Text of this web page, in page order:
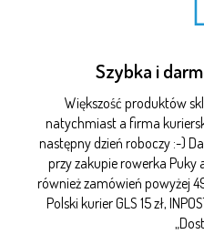
Szybka i
Większość produktów
natychmiast a firma
następny dzień roboczy :-)
przy zakupie rowerka Puky
również zamówień powyżej
Polski kurier GLS 15 zł,
„